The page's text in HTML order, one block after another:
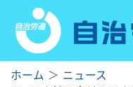
ホーム
ニュース